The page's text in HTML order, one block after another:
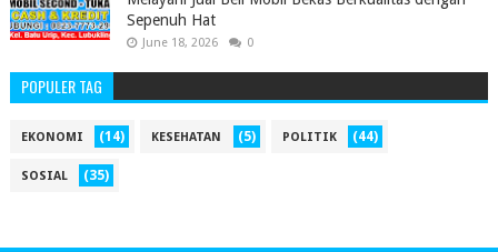
Sepenuh Hat
June 18, 2026 0
POPULER TAG
EKONOMI (14) KESEHATAN (5) POLITIK (44)
SOSIAL (35)